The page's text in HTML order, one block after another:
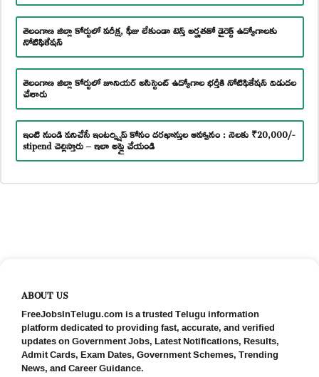
తెలంగాణ జిల్లా కోర్టులో పరీక్ష, ఫీజు లేకుండా టెన్త్ అర్హతతో డైరెక్ట్ ఉద్యోగాలకు
నోటిఫికేషన్
తెలంగాణ జిల్లా కోర్టులో జూనియర్ అసిస్టెంట్ ఉద్యోగాల భర్తీకి నోటిఫికేషన్ విడుదల
చేశారు
ఇంటి నుండి పనిచేసే ఇంటర్న్షిప్ కోసం దరఖాస్తుల ఆహ్వానం : నెలకు ₹20,000/-
stipend చెల్లిస్తారు – ఇలా అప్లై చేయండి
ABOUT US
FreeJobsInTelugu.com is a trusted Telugu information
platform dedicated to providing fast, accurate, and verified
updates on Government Jobs, Latest Notifications, Results,
Admit Cards, Exam Dates, Government Schemes, Trending
News, and Career Guidance.